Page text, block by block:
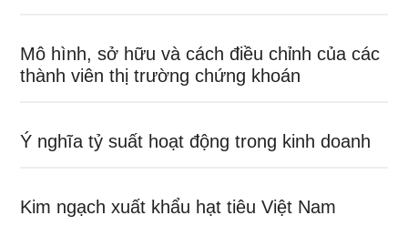
Mô hình, sở hữu và cách điều chỉnh của các
thành viên thị trường chứng khoán
Ý nghĩa tỷ suất hoạt động trong kinh doanh
Kim ngạch xuất khẩu hạt tiêu Việt Nam